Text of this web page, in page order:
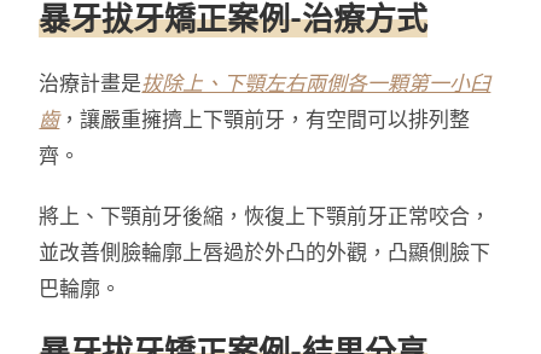
暴牙拔牙矯正案例-治療方式
治療計畫是拔除上、下顎左右兩側各一顆第一小臼
齒，讓嚴重擁擠上下顎前牙，有空間可以排列整
齊。
將上、下顎前牙後縮，恢復上下顎前牙正常咬合，
並改善側臉輪廓上唇過於外凸的外觀，凸顯側臉下
巴輪廓。